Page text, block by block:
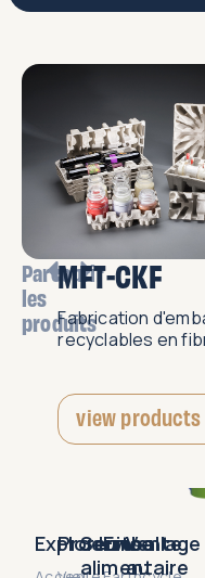
Parcourir
les
produits
MFT-CKF
Fabrication
recyclables en
view products
Explorer
ProduitsEmballage
Service
alimentaire
Vente
au